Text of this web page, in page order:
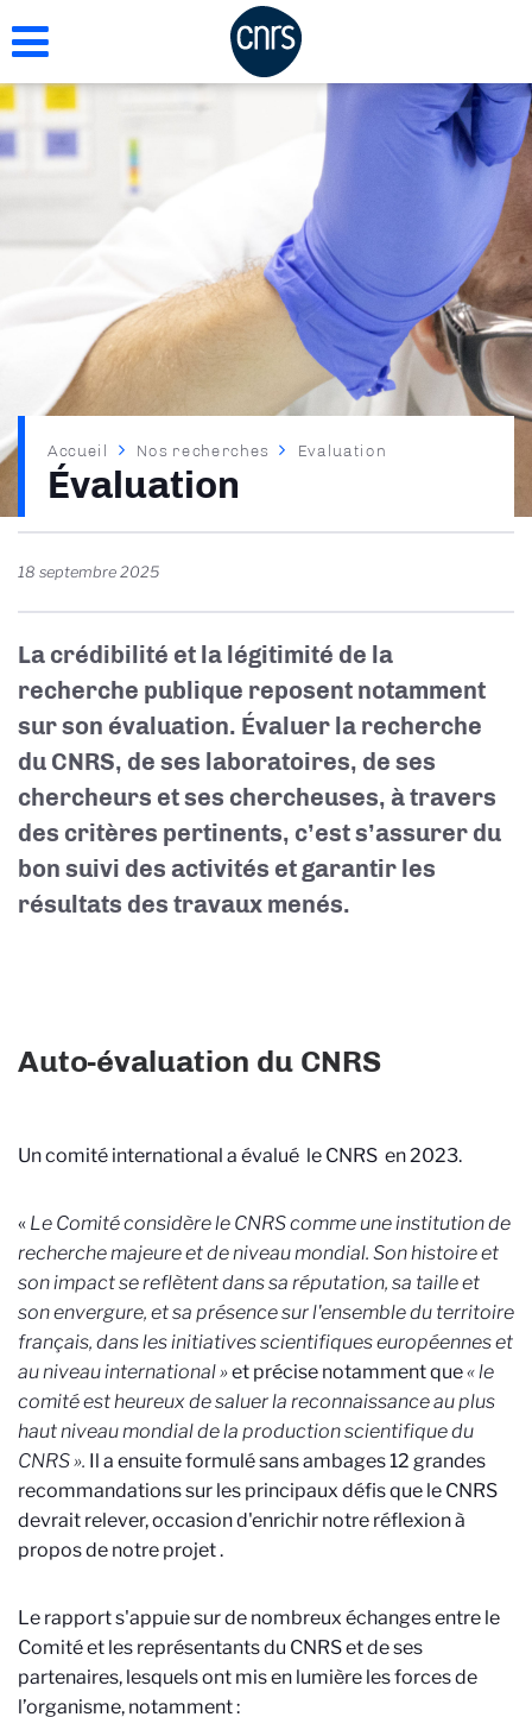
au
principal
Fil
d'Ariane
Accueil Nos recherches Evaluation
Évaluation
18 septembre 2025
La crédibilité et la légitimité de la
recherche publique reposent notamment
sur son évaluation. Évaluer la recherche
du CNRS, de ses laboratoires, de ses
chercheurs et ses chercheuses, à travers
des critères pertinents, c’est s’assurer du
bon suivi des activités et garantir les
résultats des travaux menés.
Auto-évaluation du CNRS
Un comité international a évalué le CNRS en 2023.
« Le Comité considère le CNRS comme une institution de
recherche majeure et de niveau mondial. Son histoire et
son impact se reflètent dans sa réputation, sa taille et
son envergure, et sa présence sur l'ensemble du territoire
français, dans les initiatives scientifiques européennes et
au niveau international »et précise notamment que« le
comité est heureux de saluer la reconnaissance au plus
haut niveau mondial de la production scientifique du
CNRS ». Il a ensuite formulé sans ambages 12 grandes
recommandations sur les principaux défis que le CNRS
devrait relever, occasion d'enrichir notre réflexion à
propos de notre projet .
Le rapport s'appuie sur de nombreux échanges entre le
Comité et les représentants du CNRS et de ses
partenaires, lesquels ont mis en lumière les forces de
l’organisme, notamment :